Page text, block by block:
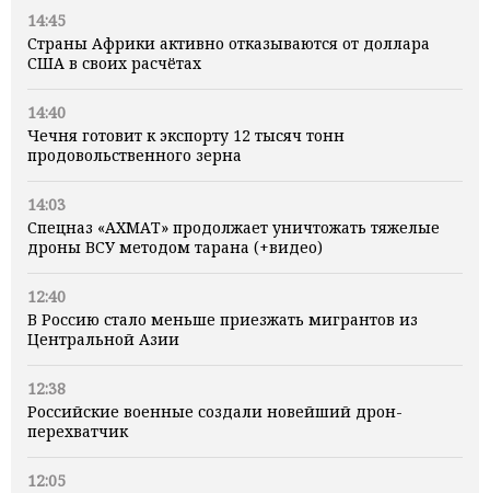
14:45
Страны Африки активно отказываются от доллара
США в своих расчётах
14:40
Чечня готовит к экспорту 12 тысяч тонн
продовольственного зерна
14:03
Спецназ «АХМАТ» продолжает уничтожать тяжелые
дроны ВСУ методом тарана (+видео)
12:40
В Россию стало меньше приезжать мигрантов из
Центральной Азии
12:38
Российские военные создали новейший дрон-
перехватчик
12:05